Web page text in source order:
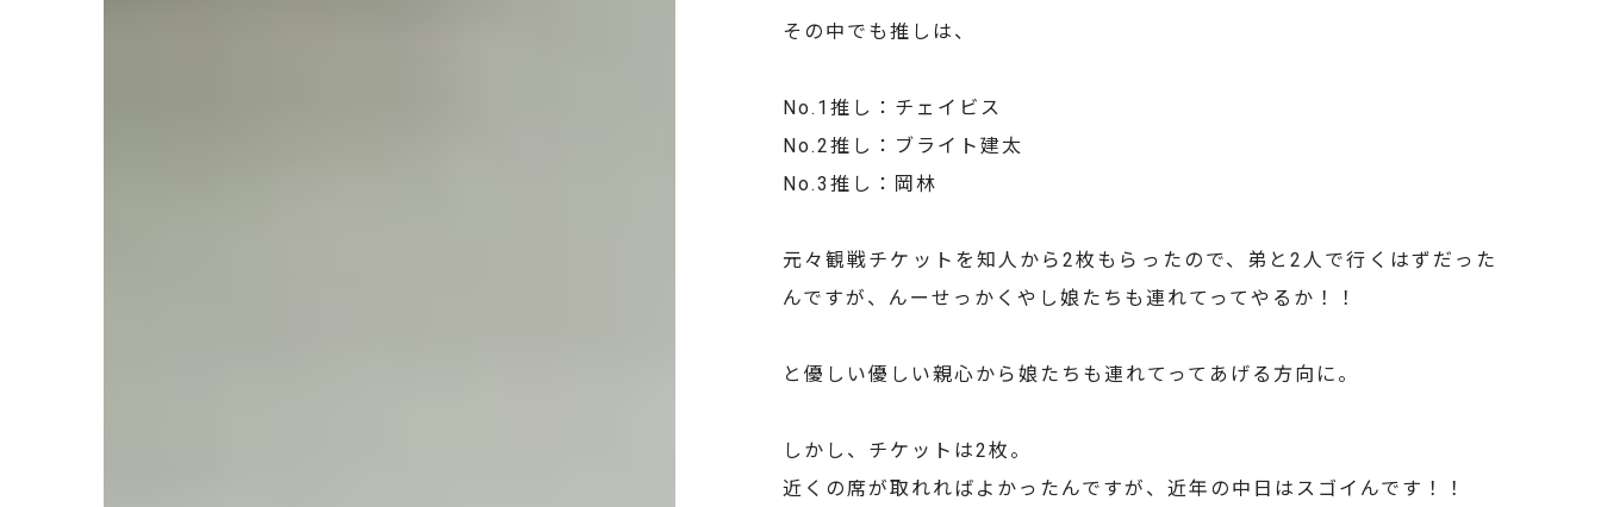
その中でも推しは、
No.1推し：チェイビス
No.2推し：ブライト建太
No.3推し：岡林
元々観戦チケットを知人から2枚もらったので、弟と2人で行くはずだった
んですが、んーせっかくやし娘たちも連れてってやるか！！
と優しい優しい親心から娘たちも連れてってあげる方向に。
しかし、チケットは2枚。
近くの席が取れればよかったんですが、近年の中日はスゴイんです！！